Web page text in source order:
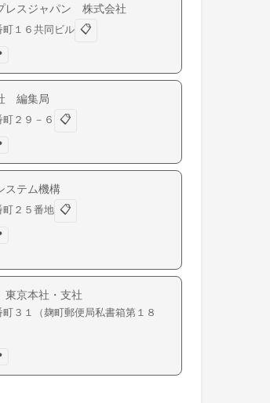
レスジャパン 株式会社
町 １６共同ビル 📋
編集局
町 ２９－６
📋
ステム機構
町 ２５番地 📋
京本社・支社
町 ３１（麹町郵便局私書箱第１８